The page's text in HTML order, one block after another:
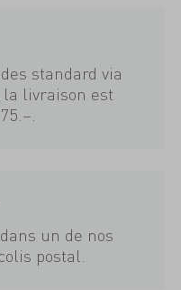
standard via
livraison est
un de nos
postal.